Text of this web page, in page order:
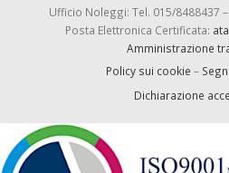
Ufficio Noleggi: Tel. 015/8488437 –
Posta Elettronica Certificata:
Amministrazione
Policy sui cookie –
Dichiarazione